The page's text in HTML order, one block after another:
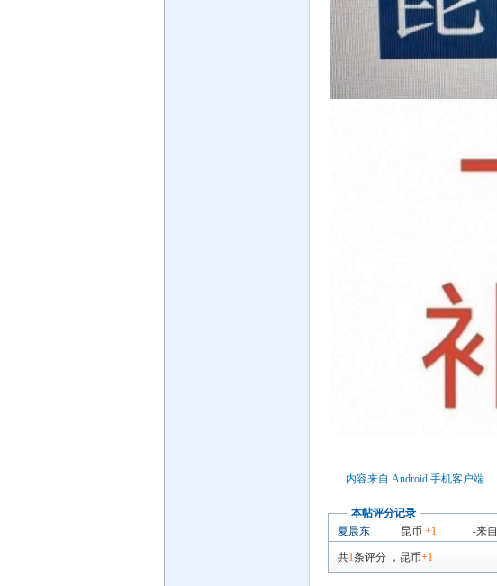
内容来自 Android 手机客户端
本帖评分记录
夏晨东
昆币 +1 -来自
共1条评分 ， 昆币+1